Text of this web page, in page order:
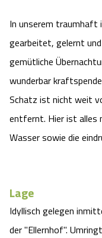
Heide
Die
In unserem traumhaft
gearbeitet, gelernt
gemütliche
wunderbar
Schatz ist nicht weit
entfernt. Hier ist alles
Wasser sowie die
Lage
Idyllisch gelegen
der "Ellernhof".